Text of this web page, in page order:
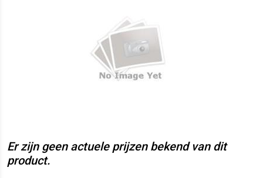
Er zijn geen actuele prijzen bekend van dit
product.